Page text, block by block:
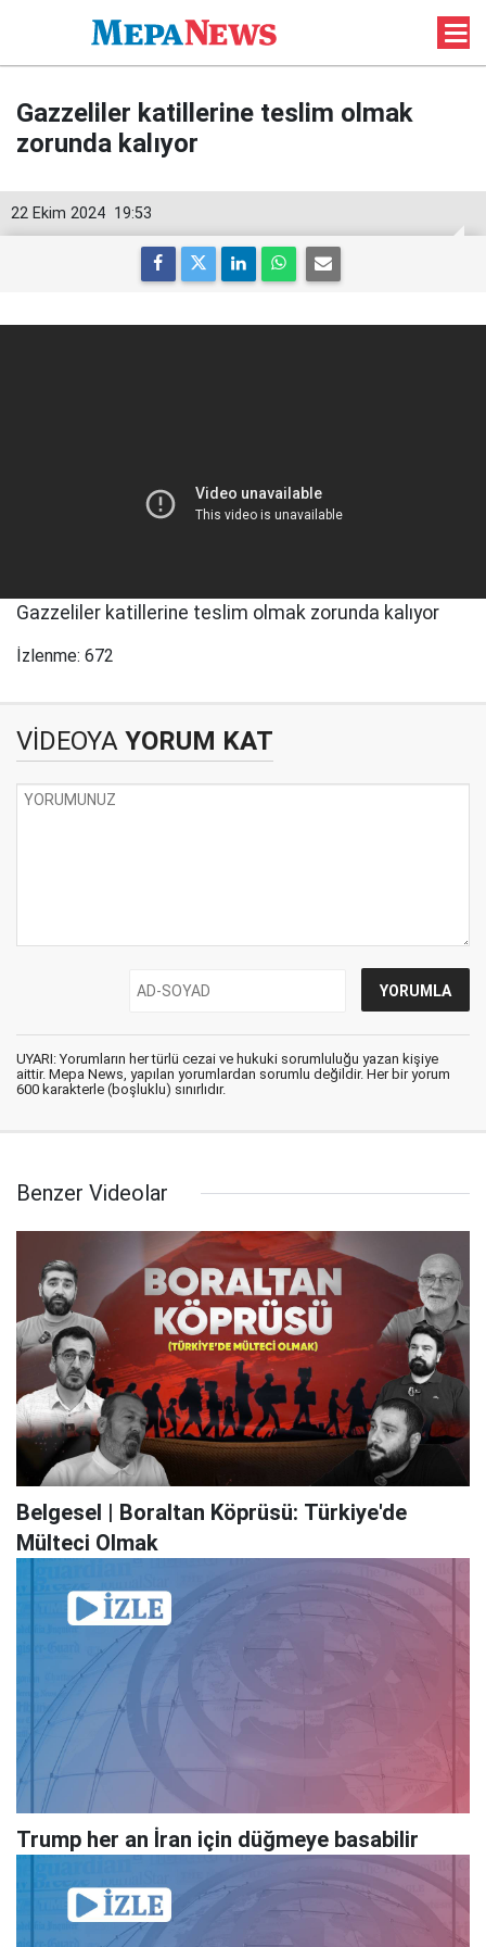
Gazzeliler katillerine teslim olmak
zorunda kalıyor
19:53
22 Ekim 2024
Gazzeliler katillerine teslim olmak zorunda kalıyor
İzlenme: 672
VİDEOYA YORUM KAT
UYARI: Yorumların her türlü cezai ve hukuki sorumluluğu yazan kişiye
aittir. Mepa News, yapılan yorumlardan sorumlu değildir. Her bir yorum
600 karakterle (boşluklu) sınırlıdır.
Benzer Videolar
Belgesel | Boraltan Köprüsü: Türkiye'de
Mülteci Olmak
Trump her an İran için düğmeye basabilir